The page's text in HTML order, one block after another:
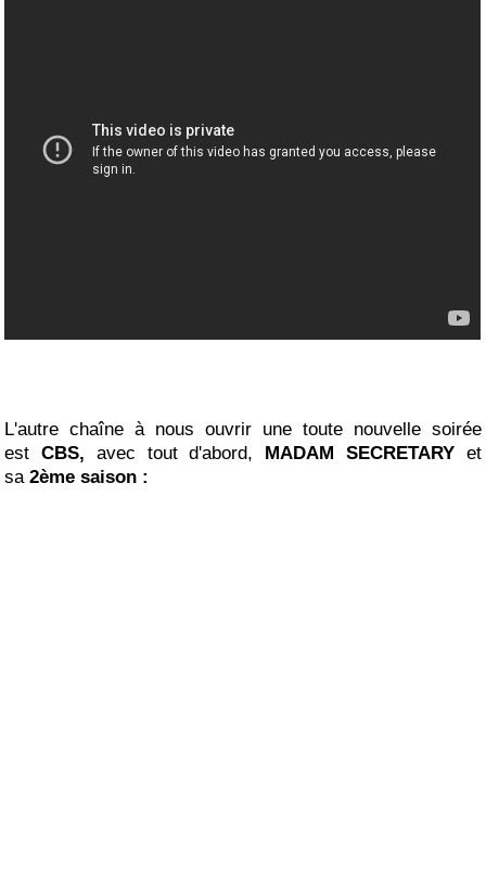
L'autre chaîne à nous ouvrir une toute nouvelle soirée
estCBS, avec tout d'abord, MADAM SECRETARY et
sa2ème saison :